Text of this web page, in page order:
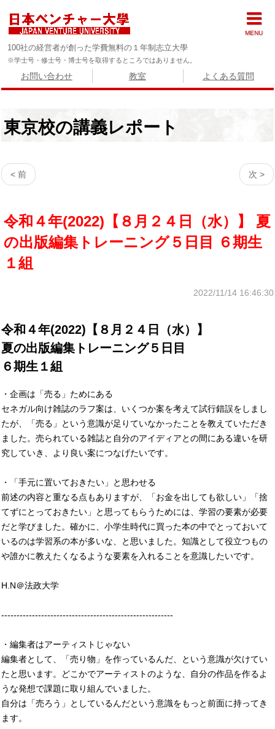
100社の経営者が創った学費無料の１年制志立大學
※学士号・修士号・博士号を取得するところではありません。
お問い合わせ 教室 よくある質問
東京校の講義レポート
< 前 次 >
令和４年(2022)【８月２４日（水）】 夏
の出版編集トレーニング５日目 ６期生
１組
2022/11/14 16:46:30
令和４年(2022)【８月２４日（水）】
夏の出版編集トレーニング５日目
６期生１組
・企画は「売る」ためにある
セネガル向け雑誌のラフ案は、いくつか案を考えて試行錯誤をしまし
たが、「売る」という意識が足りていなかったことを教えていただき
ました。売られている雑誌と自分のアイディアとの間にある違いを研
究していき、より良い案につなげたいです。
・「手元に置いておきたい」と思わせる
前述の内容と重なる点もありますが、「お金を出しても欲しい」「捨
てずにとっておきたい」と思ってもらうためには、学習の要素が必要
だと学びました。確かに、小学生時代に買った本の中でとっておいて
いるのは学習系の本が多いな、と思いました。知識として役立つもの
や誰かに教えたくなるような要素を入れることを意識したいです。
H.N＠法政大学
--------------------------------------------------------
・編集者はアーティストじゃない
編集者として、「売り物」を作っているんだ、という意識が欠けてい
たと思います。どこかでアーティストのような、自分の作品を作るよ
うな発想で課題に取り組んでいました。
自分は「売ろう」としているんだという意識をもっと前面に持ってき
ます。
MENU